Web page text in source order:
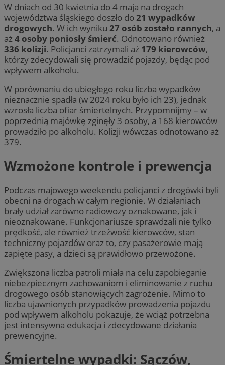
W dniach od 30 kwietnia do 4 maja na drogach
województwa śląskiego doszło do21 wypadków
drogowych. W ich wyniku 27 osób zostało rannych, a
aż4 osoby poniosły śmierć. Odnotowano również
336 kolizji. Policjanci zatrzymali aż 179 kierowców,
którzy zdecydowali się prowadzić pojazdy, będąc pod
wpływem alkoholu.
W porównaniu do ubiegłego roku liczba wypadków
nieznacznie spadła (w 2024 roku było ich 23), jednak
wzrosła liczba ofiar śmiertelnych. Przypomnijmy – w
poprzednią majówkę zginęły 3 osoby, a 168 kierowców
prowadziło po alkoholu. Kolizji wówczas odnotowano aż
379.
Wzmożone kontrole i prewencja
Podczas majowego weekendu policjanci z drogówki byli
obecni na drogach w całym regionie. W działaniach
brały udział zarówno radiowozy oznakowane, jak i
nieoznakowane. Funkcjonariusze sprawdzali nie tylko
prędkość, ale również trzeźwość kierowców, stan
techniczny pojazdów oraz to, czy pasażerowie mają
zapięte pasy, a dzieci są prawidłowo przewożone.
Zwiększona liczba patroli miała na celu zapobieganie
niebezpiecznym zachowaniom i eliminowanie z ruchu
drogowego osób stanowiących zagrożenie. Mimo to
liczba ujawnionych przypadków prowadzenia pojazdu
pod wpływem alkoholu pokazuje, że wciąż potrzebna
jest intensywna edukacja i zdecydowane działania
prewencyjne.
Śmiertelne wypadki: Sączów,